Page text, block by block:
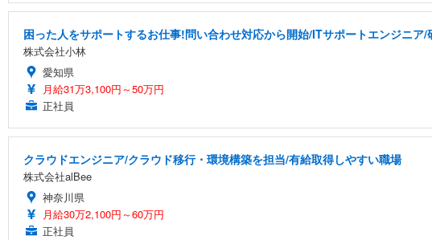
困った人をサポートするお仕事!問い合わせ対応から開始/ITサポートエンジニア/
株式会社小林
愛知県
月給31万3,100円～50万円
正社員
クラウドエンジニア/クラウド移行・環境構築を担当/有給取得しやすい職場
株式会社alBee
神奈川県
月給30万2,100円～60万円
正社員